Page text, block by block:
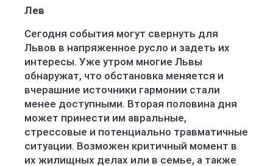
Лев
Сегодня события могут свернуть для
Львов в напряженное русло и задеть их
интересы. Уже утром многие Львы
обнаружат, что обстановка меняется и
вчерашние источники гармонии стали
менее доступными. Вторая половина дня
может принести им авральные,
стрессовые и потенциально травматичные
ситуации. Возможен критичный момент в
их жилищных делах или в семье, а также